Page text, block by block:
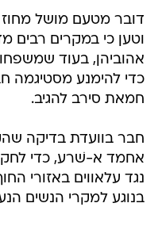
דובר מטעם מושל
וטען כי במקרים רבים
אהוביהן, בעוד
כדי להימנע מסטיגמה
חמאת סירב להגיב.
חבר בוועדת בדיקה
אחמד א-שׁרע, כדי
נגד עלאווים באזורי
בנוגע למקרי הנשים